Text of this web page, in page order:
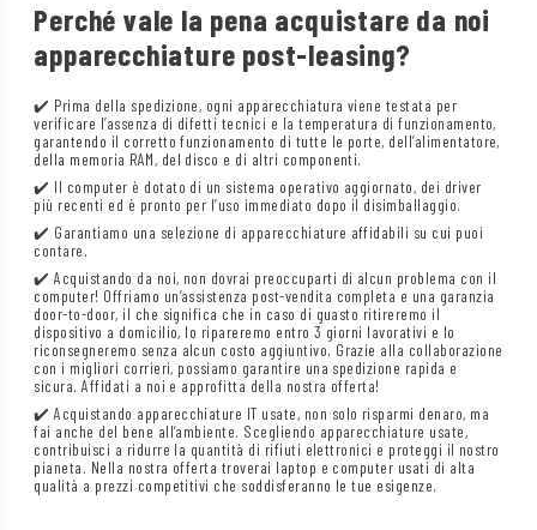
Perché vale la pena acquistare da noi
apparecchiature post-leasing?
✔️ Prima della spedizione, ogni apparecchiatura viene testata per
verificare l’assenza di difetti tecnici e la temperatura di funzionamento,
garantendo il corretto funzionamento di tutte le porte, dell’alimentatore,
della memoria RAM, del disco e di altri componenti.
✔️ Il computer è dotato di un sistema operativo aggiornato, dei driver
più recenti ed è pronto per l’uso immediato dopo il disimballaggio.
✔️ Garantiamo una selezione di apparecchiature affidabili su cui puoi
contare.
✔️ Acquistando da noi, non dovrai preoccuparti di alcun problema con il
computer! Offriamo un’assistenza post-vendita completa e una garanzia
door-to-door, il che significa che in caso di guasto ritireremo il
dispositivo a domicilio, lo ripareremo entro 3 giorni lavorativi e lo
riconsegneremo senza alcun costo aggiuntivo. Grazie alla collaborazione
con i migliori corrieri, possiamo garantire una spedizione rapida e
sicura. Affidati a noi e approfitta della nostra offerta!
✔️ Acquistando apparecchiature IT usate, non solo risparmi denaro, ma
fai anche del bene all’ambiente. Scegliendo apparecchiature usate,
contribuisci a ridurre la quantità di rifiuti elettronici e proteggi il nostro
pianeta. Nella nostra offerta troverai laptop e computer usati di alta
qualità a prezzi competitivi che soddisferanno le tue esigenze.